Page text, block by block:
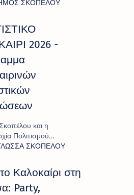
2026 -
και η
Πολιτισμού
το πρόγραμμα «
εκδ…
Καλοκαίρι στη
Party,